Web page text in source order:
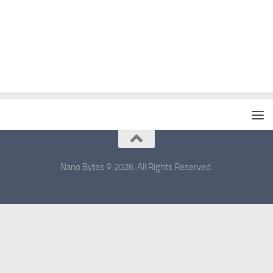
Nano Bytes © 2026. All Rights Reserved.